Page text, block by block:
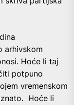
arhivskom
Hoće li taj
potpuno
vremenskom
Hoće li